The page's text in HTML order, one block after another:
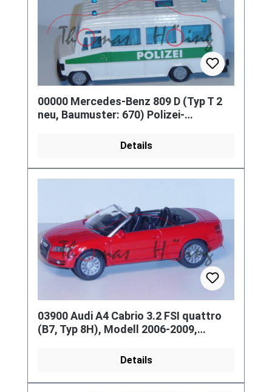
00000 Mercedes-Benz 809 D (Typ T 2
neu, Baumuster: 670) Polizei-
Details
03900 Audi A4 Cabrio 3.2 FSI quattro
(B7, Typ 8H), Modell 2006-2009,
Details